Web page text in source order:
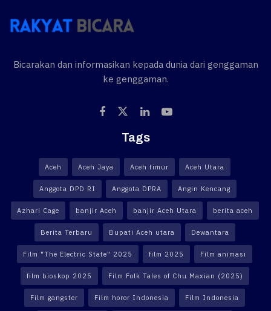
Bicarakan dan informasikan kepada dunia dari genggaman
ke genggaman.
Tags
Aceh Aceh Jaya Aceh timur Aceh Utara
Anggota DPD RI Anggota DPRA Angin Kencang
Azhari Cage banjir Aceh banjir Aceh Utara berita aceh
Berita Terbaru Bupati Aceh utara Dewantara
Film "The Electric State" 2025 film 2025 Film animasi
film bioskop 2025 Film Folk Tales of Chu Maxian (2025)
Film gangster Film horor Indonesia Film Indonesia